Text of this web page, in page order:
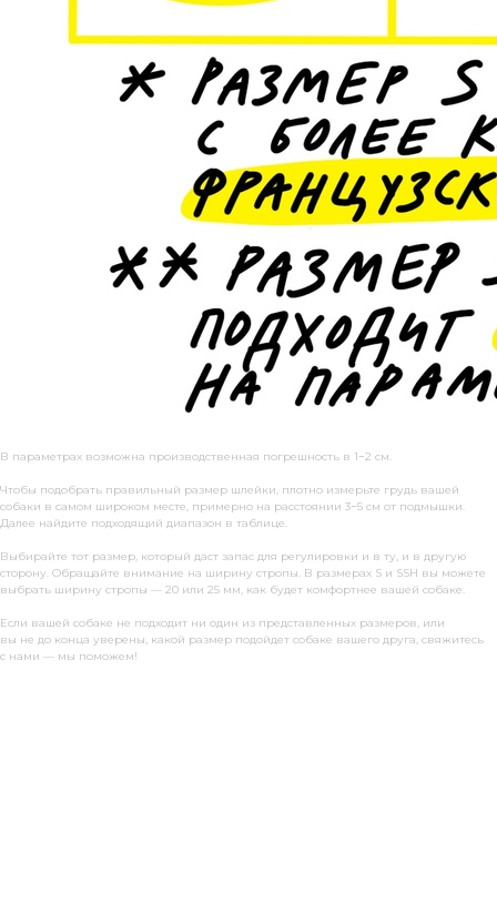
В параметрах возможна производственная погрешность в 1−2 см.
Чтобы подобрать правильный размер шлейки, плотно измерьте грудь вашей
собаки в самом широком месте, примерно на расстоянии 3−5 см от подмышки.
Далее найдите подходящий диапазон в таблице.
Выбирайте тот размер, который даст запас для регулировки и в ту, и в другую
сторону. Обращайте внимание на ширину стропы. В размерах S и SSH вы можете
выбрать ширину стропы — 20 или 25 мм, как будет комфортнее вашей собаке.
Если вашей собаке не подходит ни один из представленных размеров, или
вы не до конца уверены, какой размер подойдет собаке вашего друга, свяжитесь
с нами — мы поможем!